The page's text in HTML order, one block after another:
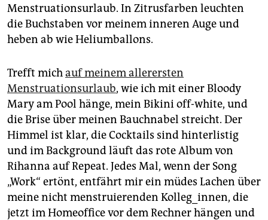
Menstruationsurlaub. In Zitrusfarben leuchten
die Buchstaben vor meinem inneren Auge und
heben ab wie Heliumballons.
Trefft michauf meinem allerersten
Menstruationsurlaub, wie ich mit einer Bloody
Mary am Pool hänge, mein Bikini off-white, und
die Brise über meinen Bauchnabel streicht. Der
Himmel ist klar, die Cocktails sind hinterlistig
und im Background läuft das rote Album von
Rihanna auf Repeat. Jedes Mal, wenn der Song
„Work“ ertönt, entfährt mir ein müdes Lachen über
meine nicht menstruierenden Kolleg_innen, die
jetzt im Homeoffice vor dem Rechner hängen und